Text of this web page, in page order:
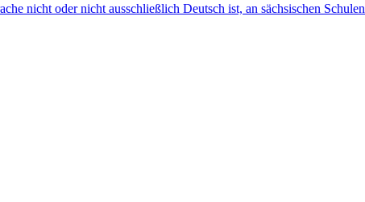
nicht oder nicht ausschließlich Deutsch ist, an sächsischen Schulen